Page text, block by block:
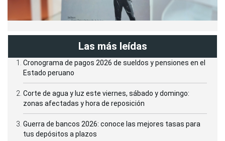
Las más leídas
Cronograma de pagos 2026 de sueldos y pensiones en el
Estado peruano
Corte de agua y luz este viernes, sábado y domingo:
zonas afectadas y hora de reposición
Guerra de bancos 2026: conoce las mejores tasas para
tus depósitos a plazos